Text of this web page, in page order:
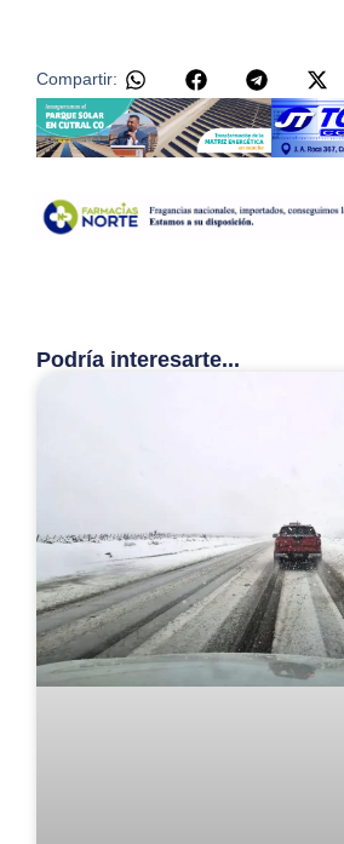
Compartir:
Podría interesarte...